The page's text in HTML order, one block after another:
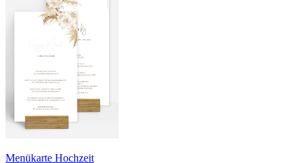
Menükarte Hochzeit